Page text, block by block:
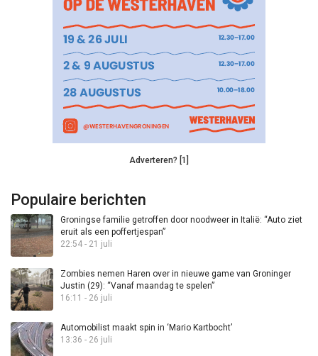
Adverteren? [1]
Populaire berichten
Groningse familie getroffen door noodweer in Italië: “Auto ziet
eruit als een poffertjespan”
22:54 - 21 juli
Zombies nemen Haren over in nieuwe game van Groninger
Justin (29): “Vanaf maandag te spelen”
16:11 - 26 juli
Automobilist maakt spin in ‘Mario Kartbocht’
13:36 - 26 juli